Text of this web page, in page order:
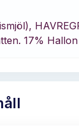
17%